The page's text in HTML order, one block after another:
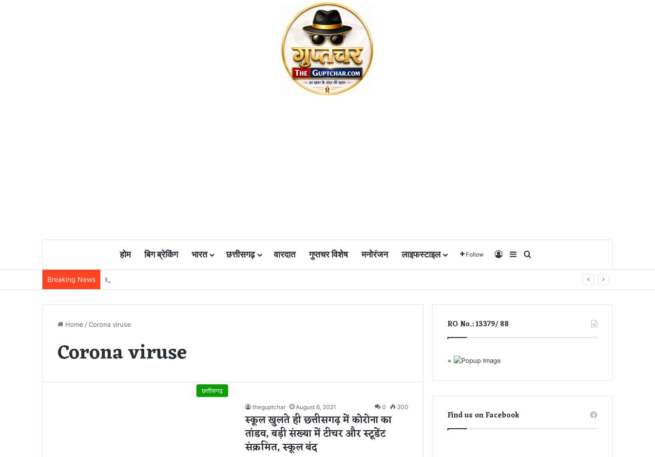
होम बिग ब्रेकिंग भारत छत्तीसगढ़ वारदात गुप्तचर विशेष मनोरंजन लाइफस्टाइल Follow Log InSidebar
Breaking News छत्तीसगढ़ में रेलवे विस्तार की रफ्तार तेज, बजट आवंटन 24 गुना बढ़ा; 36 परियोजनाओं पर चल रहा काम
Home /Corona viruse
Corona viruse
छत्तीसगढ़
theguptchar August 6, 2021 0 200
स्कूल खुलते ही छत्तीसगढ़ में कोरोना का
तांडव, बड़ी संख्या में टीचर और स्टूडेंट
संक्रमित, स्कूल बंद
RO No.: 13379/ 88
×
Find us on Facebook